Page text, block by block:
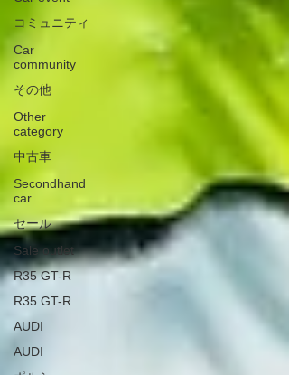
コミュニティ
Car
community
その他
Other
category
中古車
Secondhand
car
セール
Sale outlet
R35 GT-R
R35 GT-R
AUDI
AUDI